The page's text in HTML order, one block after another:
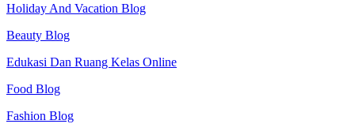
Holiday And Vacation Blog
Beauty Blog
Edukasi Dan Ruang Kelas Online
Food Blog
Fashion Blog